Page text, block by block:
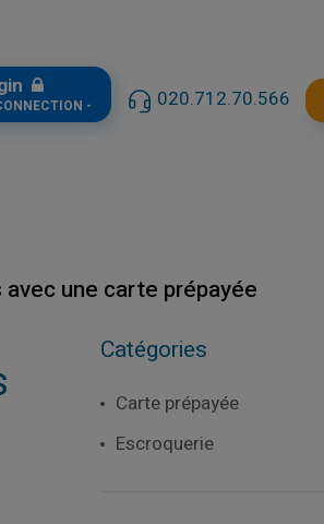
- 020.712.70.566
une carte prépayée
Catégories
Carte prépayée
Escroquerie